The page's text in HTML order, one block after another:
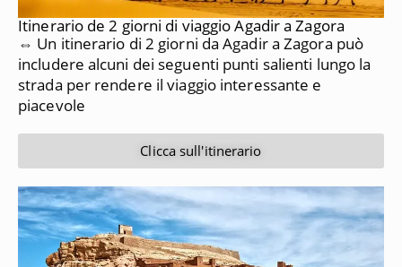
Itinerario de 2 giorni di viaggio Agadir a Zagora
⇔ Un itinerario di 2 giorni da Agadir a Zagora può
includere alcuni dei seguenti punti salienti lungo la
strada per rendere il viaggio interessante e
piacevole
Clicca sull'itinerario